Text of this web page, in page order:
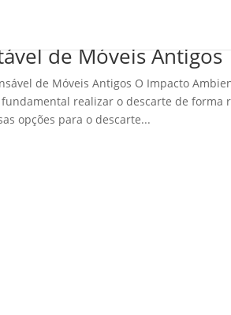
de Móveis Antigos
de Móveis Antigos O Impacto
realizar o descarte de forma
opções para o descarte...